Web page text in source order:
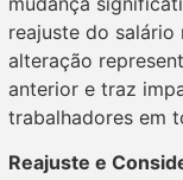
reajuste do salário
alteração
anterior e traz
trabalhadores em
Reajuste e